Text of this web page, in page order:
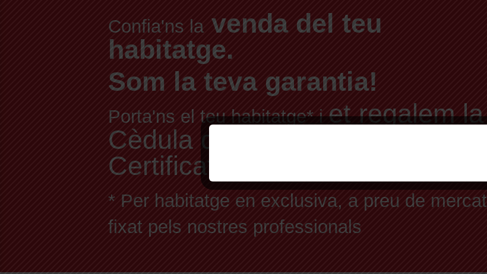
Confia'ns la venda del teu
habitatge.
Som la teva garantia!
Porta'ns el teu habitatge* iet regalem la
Cèdula d'Habitabilitat i el
Certificat Energètic
* Per habitatge en exclusiva, a preu de mercat
fixat pels nostres professionals